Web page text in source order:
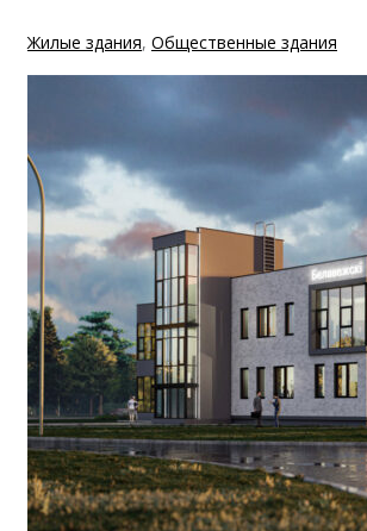
Жилые здания, Общественные здания